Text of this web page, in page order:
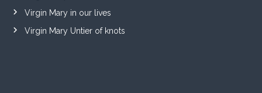
Virgin Mary in our lives
Virgin Mary Untier of knots